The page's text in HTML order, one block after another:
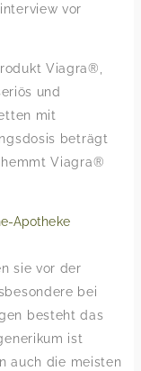
vor
Viagra®,
und
mit
beträgt
Viagra®
Apotheke
sie vor der
bei
besteht das
ist
auch die meisten